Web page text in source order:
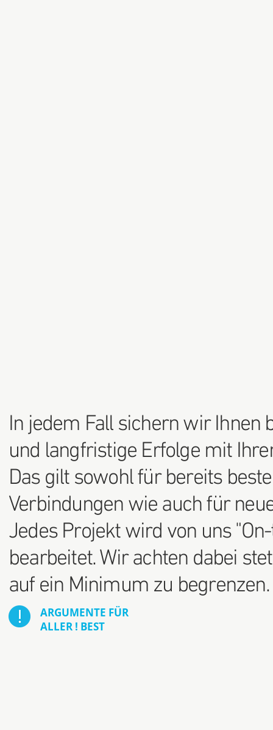
In jedem Fall sichern wir Ihnen
und langfristige Erfolge mit
Das gilt sowohl für bereits
Verbindungen wie auch für
Jedes Projekt wird von uns
bearbeitet. Wir achten dabei
auf ein Minimum zu begrenzen.
ARGUMENTE FÜR
ALLER ! BEST